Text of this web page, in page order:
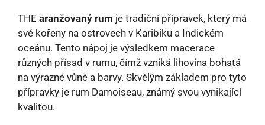
THE aranžovaný rum je tradiční přípravek, který má
své kořeny na ostrovech v Karibiku a Indickém
oceánu. Tento nápoj je výsledkem macerace
různých přísad v rumu, čímž vzniká lihovina bohatá
na výrazné vůně a barvy. Skvělým základem pro tyto
přípravky je rum Damoiseau, známý svou vynikající
kvalitou.